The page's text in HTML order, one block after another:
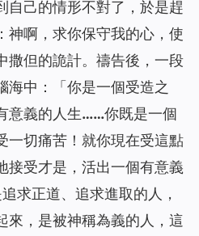
自己的情形不對了，於是趕
神啊，求你保守我的心，使
撒但的詭計。禱告後，一段
海中：「 你是一個受造之
意義的人生……你既是一個
一切痛苦！就你現在受這點
接受才是，活出一個有意義
求正道、追求進取的人，
來，是被神稱為義的人，這